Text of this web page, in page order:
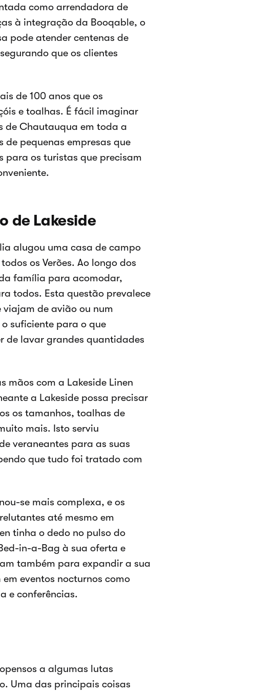
como arrendadora de
à integração da Booqable, o
pode atender centenas de
que os clientes
de 100 anos que os
e toalhas. É fácil imaginar
de Chautauqua em toda a
de pequenas empresas que
para os turistas que precisam
de Lakeside
alugou uma casa de campo
os Verões. Ao longo dos
família para acomodar,
todos. Esta questão prevalece
de avião ou num
suficiente para o que
de lavar grandes quantidades
mãos com a Lakeside Linen
a Lakeside possa precisar
os tamanhos, toalhas de
mais. Isto serviu
veraneantes para as suas
que tudo foi tratado com
se mais complexa, e os
até mesmo em
tinha o dedo no pulso do
in-a-Bag à sua oferta e
também para expandir a sua
eventos nocturnos como
e conferências.
a algumas lutas
Uma das principais coisas